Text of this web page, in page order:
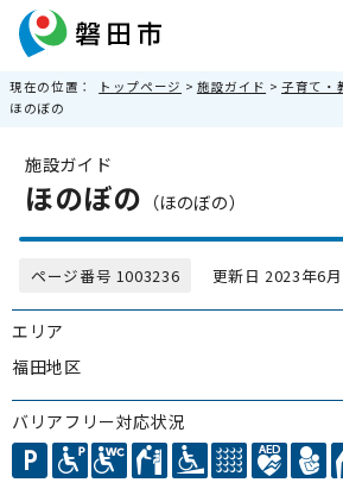
現在の位置： トップページ > 施設ガイド >子育て・
ほのぼの
施設ガイド
ほのぼの （ほのぼの）
ページ番号 1003236 更新日 2023年6月
エリア
福田地区
バリアフリー対応状況